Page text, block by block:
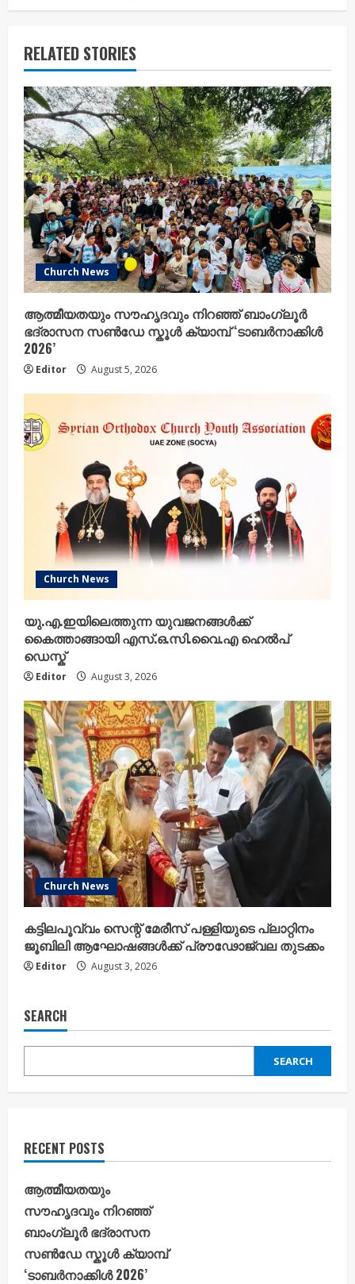
RELATED STORIES
Church News
ആത്മീയതയും സൗഹൃദവും നിറഞ്ഞ് ബാംഗ്ലൂർ
ഭദ്രാസന സൺഡേ സ്കൂൾ ക്യാമ്പ് ‘ടാബർനാക്കിൾ
2026’
Editor August 5, 2026
Church News
യു.എ.ഇയിലെത്തുന്ന യുവജനങ്ങൾക്ക്
കൈത്താങ്ങായി എസ്.ഒ.സി.വൈ.എ ഹെൽപ്
ഡെസ്ക്
Editor August 3, 2026
Church News
കട്ടിലപൂവ്വം സെന്റ് മേരീസ് പള്ളിയുടെ പ്ലാറ്റിനം
ജൂബിലി ആഘോഷങ്ങൾക്ക് പ്രൗഢോജ്വല തുടക്കം
Editor August 3, 2026
SEARCH
SEARCH
RECENT POSTS
ആത്മീയതയും
സൗഹൃദവും നിറഞ്ഞ്
ബാംഗ്ലൂർ ഭദ്രാസന
സൺഡേ സ്കൂൾ ക്യാമ്പ്
‘ടാബർനാക്കിൾ 2026’